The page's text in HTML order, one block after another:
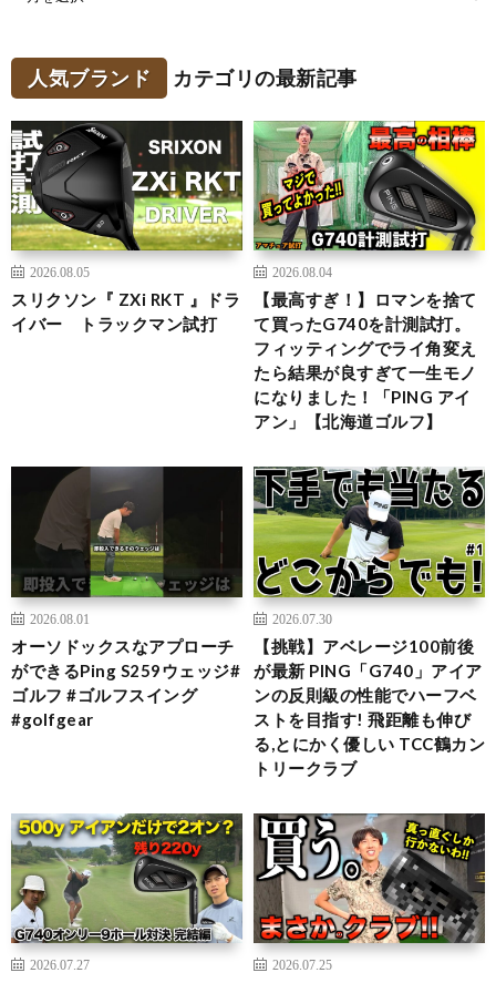
人気ブランド カテゴリの最新記事
2026.08.05
スリクソン『 ZXi RKT 』ドラ
イバー トラックマン試打
2026.08.04
【最高すぎ！】ロマンを捨て
て買ったG740を計測試打。
フィッティングでライ角変え
たら結果が良すぎて一生モノ
になりました！「PING アイ
アン」【北海道ゴルフ】
2026.08.01
オーソドックスなアプローチ
ができるPing S259ウェッジ#
ゴルフ #ゴルフスイング
#golfgear
2026.07.30
【挑戦】アベレージ100前後
が最新 PING「G740」アイア
ンの反則級の性能でハーフベ
ストを目指す! 飛距離も伸び
る,とにかく優しい TCC鶴カン
トリークラブ
2026.07.27 2026.07.25